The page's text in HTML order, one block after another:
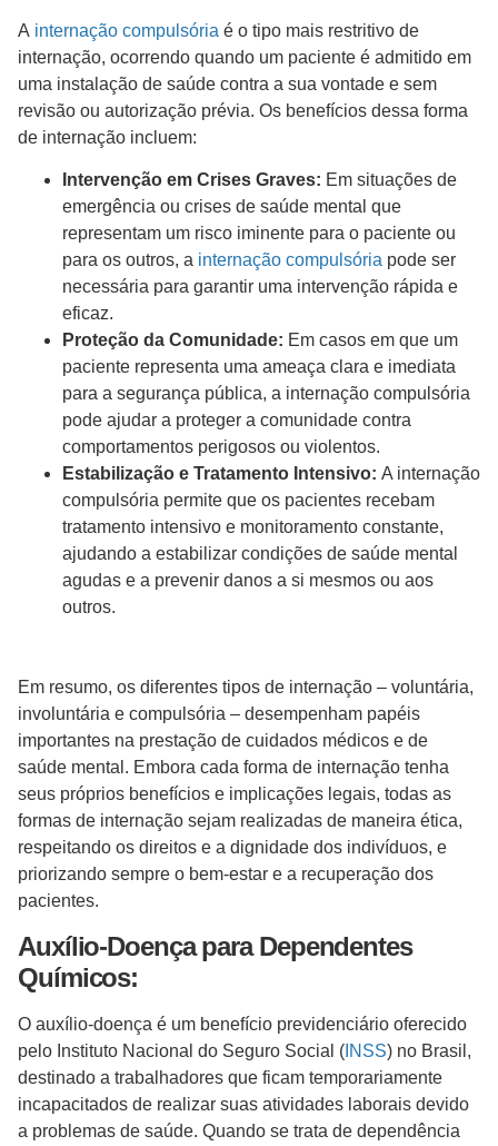
A internação compulsória é o tipo mais restritivo de
internação, ocorrendo quando um paciente é admitido em
uma instalação de saúde contra a sua vontade e sem
revisão ou autorização prévia. Os benefícios dessa forma
de internação incluem:
Intervenção em Crises Graves: Em situações de
emergência ou crises de saúde mental que
representam um risco iminente para o paciente ou
para os outros, a internação compulsória pode ser
necessária para garantir uma intervenção rápida e
eficaz.
Proteção da Comunidade: Em casos em que um
paciente representa uma ameaça clara e imediata
para a segurança pública, a internação compulsória
pode ajudar a proteger a comunidade contra
comportamentos perigosos ou violentos.
Estabilização e Tratamento Intensivo: A internação
compulsória permite que os pacientes recebam
tratamento intensivo e monitoramento constante,
ajudando a estabilizar condições de saúde mental
agudas e a prevenir danos a si mesmos ou aos
outros.
Em resumo, os diferentes tipos de internação – voluntária,
involuntária e compulsória – desempenham papéis
importantes na prestação de cuidados médicos e de
saúde mental. Embora cada forma de internação tenha
seus próprios benefícios e implicações legais, todas as
formas de internação sejam realizadas de maneira ética,
respeitando os direitos e a dignidade dos indivíduos, e
priorizando sempre o bem-estar e a recuperação dos
pacientes.
Auxílio-Doença para Dependentes
Químicos:
O auxílio-doença é um benefício previdenciário oferecido
pelo Instituto Nacional do Seguro Social ( INSS) no Brasil,
destinado a trabalhadores que ficam temporariamente
incapacitados de realizar suas atividades laborais devido
a problemas de saúde. Quando se trata de dependência